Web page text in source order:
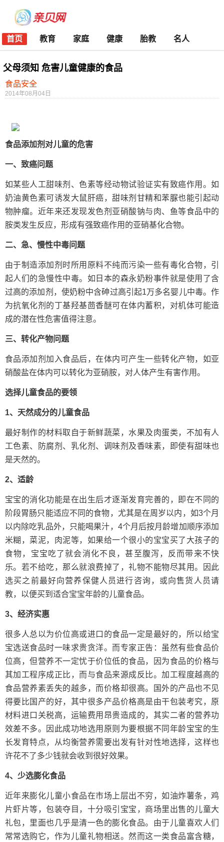
首页 教育 家庭 健康 胎教 名人
父母须知 危害儿童健康的食品
食品安全
2014年08月04日
食品添加剂对儿童的危害
一、致癌问题
如某些人工甜味剂、色素等经动物试验证实有致癌作用。如
奶油黄色素可诱发大鼠肝癌，甜味剂甘精和苯脲也能引起动
物肿瘤。近年来还发现发色剂亚硝酸钠与肉、鱼等食品中的
胺类发生反应，形成有强致癌作用的亚硝基化合物。
二、急、慢性中毒问题
由于制造添加剂时所用原料不纯而污染一些有毒化合物，引
起人们的急慢性中毒。如日本的森永奶粉事件就是使用了含
过高的添加剂，使奶粉中含砷过高引起1万多名婴儿中毒。作
为抗氧化剂的丁基羟基茴香醚可在体内蓄积，对机体可能造
成的潜在性危害值得注意。
三、转化产物问题
食品添加剂加入食品后，在体内可产生一些转化产物，如亚
硝酸盐在体内可以转化为亚硝胺，对人体产生有害作用。
选择儿童食品的要领
1、天然成分的儿童食品
最好制作的材料取自于新鲜蔬菜，水果及肉蛋类，不加有人
工色素、防腐剂、乳化剂、调味剂及香味素，即使有甜味也
是天然的。
2、适龄
宝宝的消化功能是在出生后才逐渐发育完善的，即在不同的
阶段胃肠只能适应不同的食物，尤其是在周岁以内，如3个月
以内除吃乳品外，只能喝果汁，4个月后按月龄增加顺序添加
米糊，菜泥，肉泥等，如果给一个很小的宝宝买了大孩子的
食物，宝宝吃了就会消化不良，甚至腹泻，反而带来不快
乐。若不给吃，那么就浪费掉了，礼物不能物尽其用。因此
选买之前最好向营养保健人员进行咨询，或向售货人员请
教，以便买到适合宝宝年龄的儿童食品。
3、经济实惠
很多人总以为价位高或进口的食品一定是最好的，所以给宝
宝选送食品时一味求贵贪洋。而专家正告：虽然有些食品价
位高，但营养不一定忧于价位低的食品，因为食品的价格与
其加工程序成正比，而与食品来源成反比。加工程度越高的
食品营养素丢失的越多，而价格却很高。国外的产品也不见
得要比国产的好，其中很多产品价格高是由干包装考究，原
材料进口关税高，运输费用昂贵造成的，其实二者的营养功
效差不多。因此成功地选用原则为要根据不同年龄宝宝的生
长发育特点，从均衡营养需要出发有针对性地选择，这样也
许花不了多少钱就会收到很好效果。
4、少选膨化食品
近年来膨化儿童小食品在市场上层出不穷，如油炸薯条，鸡
片虾片等，包装夺目，十分吸引宝宝，商场里出售的儿童大
礼包，里面也几乎是清一色的膨化食品。由于儿童喜欢人们
常常选购它，作为儿童礼物相送。然而这一类食品富含糖，